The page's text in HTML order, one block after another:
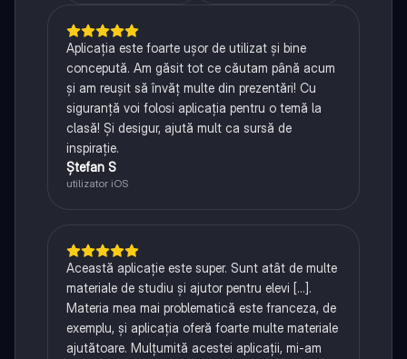
Aplicația este foarte ușor de utilizat și bine
concepută. Am găsit tot ce căutam până acum
și am reușit să învăț multe din prezentări! Cu
siguranță voi folosi aplicația pentru o temă la
clasă! Și desigur, ajută mult ca sursă de
inspirație.
Ștefan S
utilizator iOS
Această aplicație este super. Sunt atât de multe
materiale de studiu și ajutor pentru elevi [...].
Materia mea mai problematică este franceza, de
exemplu, și aplicația oferă foarte multe materiale
ajutătoare. Mulțumită acestei aplicații, mi-am